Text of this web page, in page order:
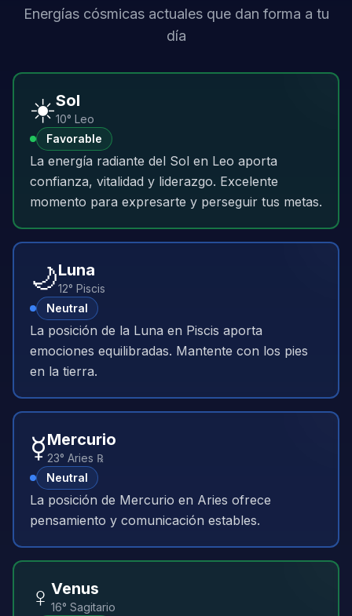
Energías cósmicas actuales que dan forma a tu
día
☀️Sol
10° Leo
Favorable
La energía radiante del Sol en Leo aporta
confianza, vitalidad y liderazgo. Excelente
momento para expresarte y perseguir tus metas.
🌙Luna
12° Piscis
Neutral
La posición de la Luna en Piscis aporta
emociones equilibradas. Mantente con los pies
en la tierra.
☿️Mercurio
23° Aries ℞
Neutral
La posición de Mercurio en Aries ofrece
pensamiento y comunicación estables.
♀️ Venus
16° Sagitario